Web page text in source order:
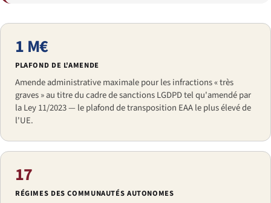
1 M€
PLAFOND DE L'AMENDE
Amende administrative maximale pour les infractions « très
graves » au titre du cadre de sanctions LGDPD tel qu'amendé par
la Ley 11/2023 — le plafond de transposition EAA le plus élevé de
l'UE.
17
RÉGIMES DES COMMUNAUTÉS AUTONOMES